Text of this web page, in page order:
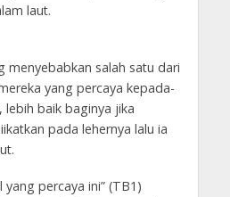
laut.
menyebabkan salah satu dari
yang percaya kepada-
lebih baik baginya jika
pada lehernya lalu ia
yang percaya ini” (TB1)